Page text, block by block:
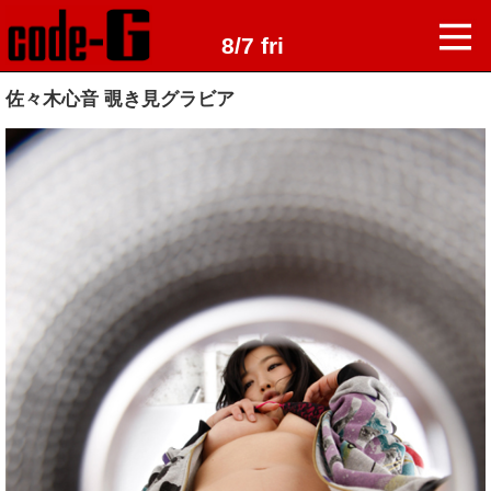
8/7 fri
佐々木心音 覗き見グラビア